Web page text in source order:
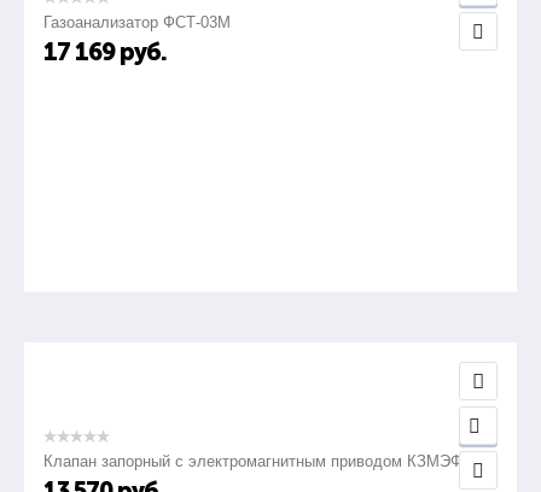
Газоанализатор ФСТ-03М
17 169 руб.
Клапан запорный с электромагнитным приводом КЗМЭФ